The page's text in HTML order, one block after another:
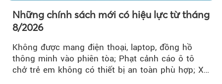
Những chính sách mới có hiệu lực từ tháng
8/2026
Không được mang điện thoại, laptop, đồng hồ
thông minh vào phiên tòa; Phạt cảnh cáo ô tô
chở trẻ em không có thiết bị an toàn phù hợp; Xe